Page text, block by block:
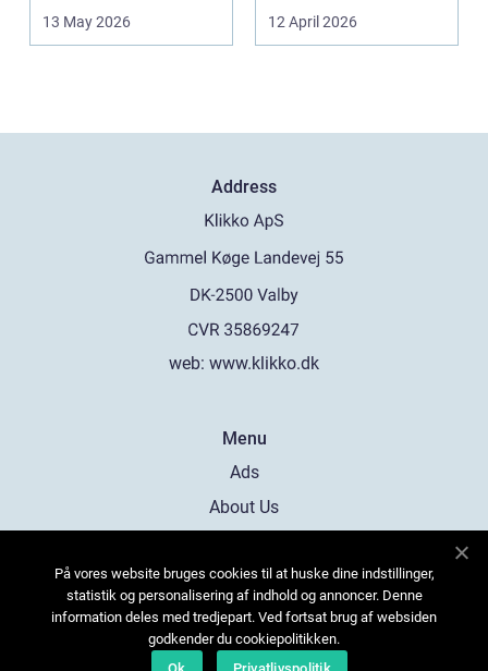
godt bur gi...
13 May 2026
belægningen en helt
centra...
12 April 2026
Address
web: www.klikko.dk
Menu
Ads
About Us
Contact
Sitemap
På vores website bruges cookies til at huske dine indstillinger,
statistik og personalisering af indhold og annoncer. Denne
information deles med tredjepart. Ved fortsat brug af websiden
godkender du cookiepolitikken.